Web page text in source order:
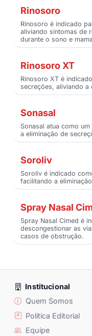
Rinosoro
Rinosoro é indicado
aliviando sintomas de
durante o sono e
Rinosoro XT
Rinosoro XT é
secreções, aliviando
Sonasal
Sonasal atua como
a eliminação de
Soroliv
Soroliv é indicado
facilitando a
Spray Nasal
Spray Nasal Cimed é
descongestionar as
casos de obstrução.
Institucional
Quem Somos
Política Editorial
Equipe